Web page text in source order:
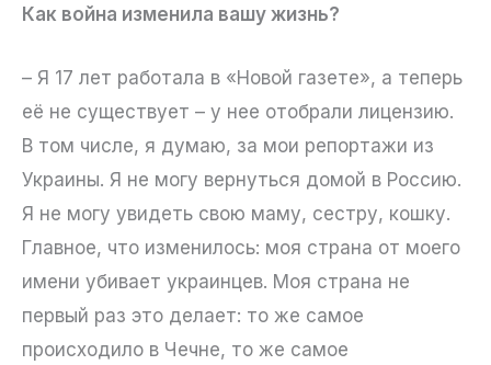
Как война изменила вашу жизнь?
– Я 17 лет работала в «Новой газете», а теперь
её не существует – у нее отобрали лицензию.
В том числе, я думаю, за мои репортажи из
Украины. Я не могу вернуться домой в Россию.
Я не могу увидеть свою маму, сестру, кошку.
Главное, что изменилось: моя страна от моего
имени убивает украинцев. Моя страна не
первый раз это делает: то же самое
происходило в Чечне, то же самое